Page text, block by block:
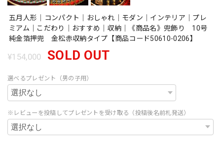
五月人形｜コンパクト｜おしゃれ｜モダン｜インテリア｜プレ
ミアム｜こだわり｜おすすめ｜収納｜《商品名》兜飾り 10号
純金箔押兜 金松赤収納タイプ【商品コード50610-0206】
¥154,000 SOLD OUT
選べるプレゼント（男の子用）
※レビューを投稿してプレゼントを受け取る（投稿後名前札発送）